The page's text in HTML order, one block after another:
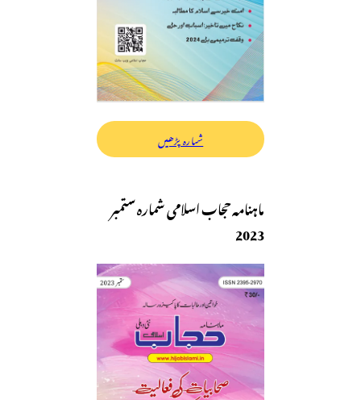
شمارہ پڑھیں
ماہنامہ حجاب اسلامی شمارہ ستمبر
2023